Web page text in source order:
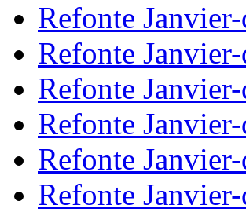
Refonte
Refonte
Refonte
Refonte
Refonte
Refonte